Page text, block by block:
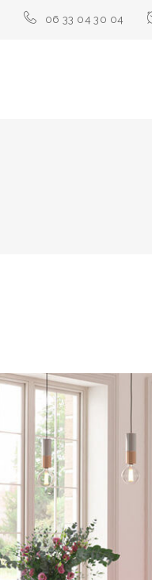
06 33 04 30 04